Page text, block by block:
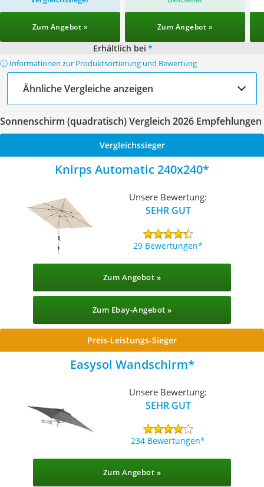
Zum Angebot » Zum Angebot »
Erhältlich bei *
ⓘ Informationen zur Produktsortierung und Bewertung
Ähnliche Vergleiche anzeigen
Sonnenschirm (quadratisch) Vergleich 2026 Empfehlungen
Vergleichssieger
Knirps Automatic 240x240
Unsere Bewertung:
SEHR GUT
29 Bewertungen
Zum Angebot »
Zum Ebay-Angebot »
Preis-Leistungs-Sieger
Easysol Wandschirm
Unsere Bewertung:
SEHR GUT
234 Bewertungen
Zum Angebot »